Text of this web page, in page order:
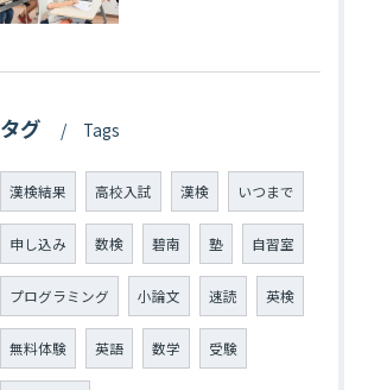
タグ Tags
漢検結果 高校入試 漢検 いつまで
申し込み 数検 碧南 塾 自習室
プログラミング 小論文 速読 英検
無料体験 英語 数学 受験